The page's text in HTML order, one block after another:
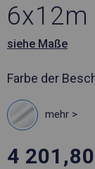
6x12m
siehe Maße
Farbe der
mehr >
4 201,80